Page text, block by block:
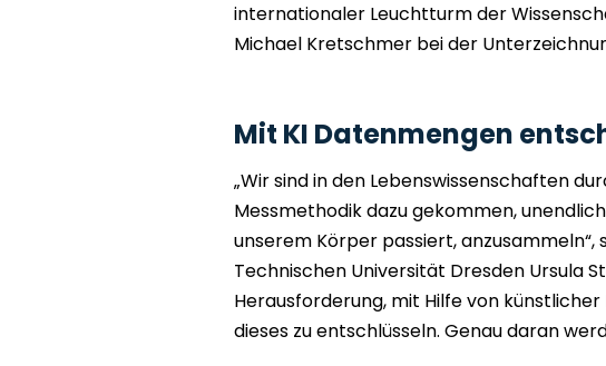
internationaler Leuchtturm der
Michael Kretschmer bei der
Mit KI Datenmengen
„Wir sind in den Lebenswissenschaften
Messmethodik dazu gekommen,
unserem Körper passiert, anzusammeln“,
Technischen Universität Dresden Ursula
Herausforderung, mit Hilfe von
dieses zu entschlüsseln. Genau daran